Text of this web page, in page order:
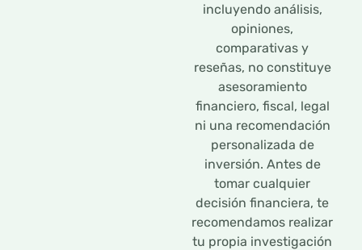
incluyendo análisis,
opiniones,
comparativas y
reseñas, no constituye
asesoramiento
financiero, fiscal, legal
ni una recomendación
personalizada de
inversión. Antes de
tomar cualquier
decisión financiera, te
recomendamos realizar
tu propia investigación